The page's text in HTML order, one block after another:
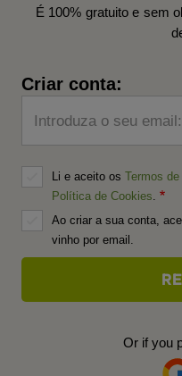
É 100% gratuito e sem
Criar conta:
Introduza o seu email:
Li e aceito os Termos
Política de Cookies
Ao criar a sua conta,
vinho por email.
Or if you